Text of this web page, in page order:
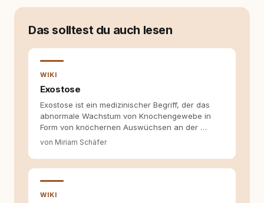
erlebt habe, wie verantwortungsvoll und
kann. Dieser Perspektivwechsel begleitet
beteiligt, an denen aus Ideen fertige Beiträge
Inhalte, schreibe Artikel, begleite Gastbeiträge
die Social-Media-Kanäle. Mein Blick richtet
sich dabei immer auf das grosse Ganze:
Welche Themen sind relevant? Welche
Fragen stehen dahinter? Und wie lassen sich
Das solltest du auch lesen
WIKI
Exostose
Exostose ist ein medizinischer Begriff, der das
abnormale Wachstum von Knochengewebe in
Form von knöchernen Auswüchsen an der …
von Miriam Schäfer
WIKI